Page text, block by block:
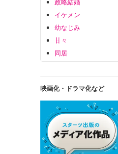
政略結婚
イケメン
幼なじみ
甘々
同居
映画化・ドラマ化など